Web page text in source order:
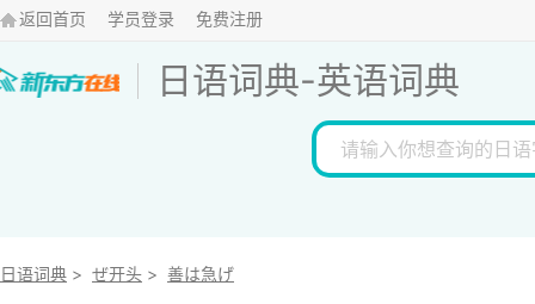
返回首页 学员登录 免费注册
日语词典-英语词典
日语词典 > ぜ开头 > 善は急げ